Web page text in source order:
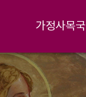
가정사목국